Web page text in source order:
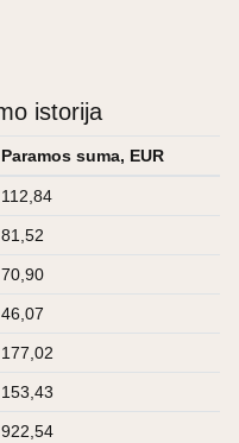
istorija
Paramos suma, EUR
112,84
81,52
70,90
46,07
177,02
153,43
922,54